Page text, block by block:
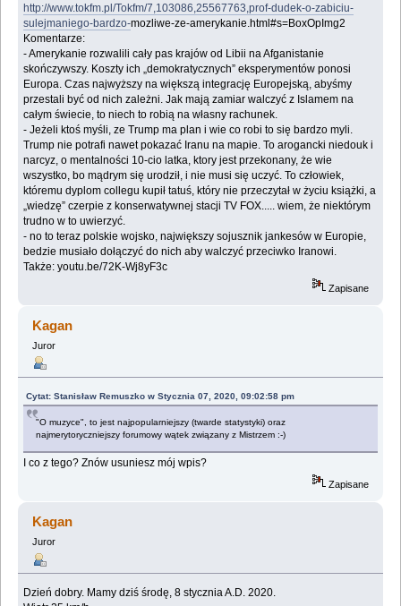
http://www.tokfm.pl/Tokfm/7,103086,25567763,prof-dudek-o-zabiciu-
sulejmaniego-bardzo-‎mozliwe-ze-amerykanie.html#s=BoxOpImg2‎
Komentarze:‎
‎- Amerykanie rozwalili cały pas krajów od Libii na Afganistanie
skończywszy. Koszty ich ‎‎„demokratycznych” eksperymentów ponosi
Europa. Czas najwyższy na większą integrację ‎Europejską, abyśmy
przestali być od nich zależni. Jak mają zamiar walczyć z Islamem na
całym ‎świecie, to niech to robią na własny rachunek.‎
‎- Jeżeli ktoś myśli, ze Trump ma plan i wie co robi to się bardzo myli.
Trump nie potrafi nawet ‎pokazać Iranu na mapie. To arogancki niedouk i
narcyz, o mentalności 10-cio latka, ktory jest ‎przekonany, że wie
wszystko, bo mądrym się urodził, i nie musi się uczyć. To człowiek,
‎któremu dyplom collegu kupił tatuś, który nie przeczytał w życiu książki, a
„wiedzę” czerpie z ‎konserwatywnej stacji TV FOX..... wiem, że niektórym
trudno w to uwierzyć.‎
‎- no to teraz polskie wojsko, największy sojusznik jankesów w Europie,
bedzie musiało ‎dołączyć do nich aby walczyć przeciwko Iranowi.‎
Także: youtu.be/72K-Wj8yF3c
Zapisane
Kagan
Juror
Cytat: Stanisław Remuszko w Stycznia 07, 2020, 09:02:58 pm
"O muzyce", to jest najpopularniejszy (twarde statystyki) oraz
najmerytoryczniejszy forumowy wątek związany z Mistrzem :-)
I co z tego? Znów usuniesz mój wpis?
Zapisane
Kagan
Juror
Dzień dobry. Mamy dziś środę, 8 stycznia A.D. 2020.